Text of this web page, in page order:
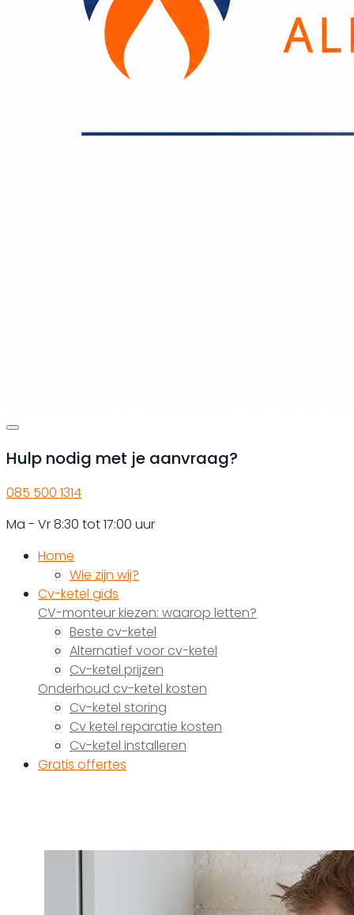
Hulp nodig met je aanvraag?
085 500 1314
Ma - Vr 8:30 tot 17:00 uur
Home
Wie zijn wij?
Cv-ketel gids
CV-monteur kiezen: waarop letten?
Beste cv-ketel
Alternatief voor cv-ketel
Cv-ketel prijzen
Onderhoud cv-ketel kosten
Cv-ketel storing
Cv ketel reparatie kosten
Cv-ketel installeren
Gratis offertes